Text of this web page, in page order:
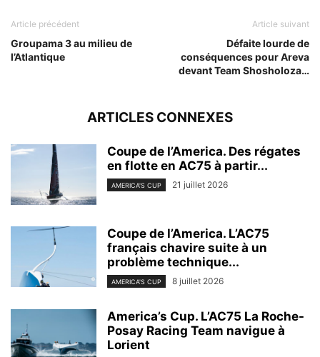
Article précédent
Groupama 3 au milieu de
l’Atlantique
Article suivant
Défaite lourde de
conséquences pour Areva
devant Team Shosholoza…
ARTICLES CONNEXES
Coupe de l’America. Des régates
en flotte en AC75 à partir...
AMERICA'S CUP 21 juillet 2026
Coupe de l’America. L’AC75
français chavire suite à un
problème technique...
AMERICA'S CUP 8 juillet 2026
America’s Cup. L’AC75 La Roche-
Posay Racing Team navigue à
Lorient